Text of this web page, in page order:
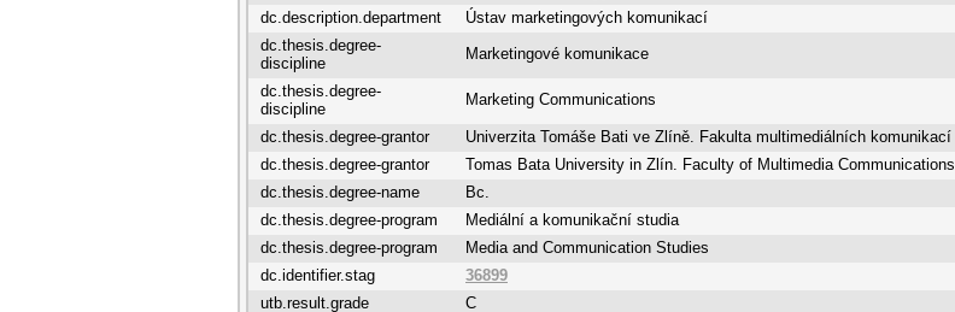
dc.description.department
Ústav marketingových komunikací
dc.thesis.degree-
discipline
Marketingové komunikace
dc.thesis.degree-
discipline
Marketing Communications
dc.thesis.degree-grantor Univerzita Tomáše Bati ve Zlíně. Fakulta multimediálních komunikací
dc.thesis.degree-grantor
Tomas Bata University in Zlín. Faculty of Multimedia Communications
dc.thesis.degree-name
Bc.
dc.thesis.degree-program
Mediální a komunikační studia
dc.thesis.degree-program
Media and Communication Studies
dc.identifier.stag
36899
utb.result.grade
C